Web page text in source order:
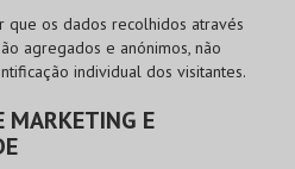
que os dados recolhidos através
agregados e anónimos, não
individual dos visitantes.
MARKETING E